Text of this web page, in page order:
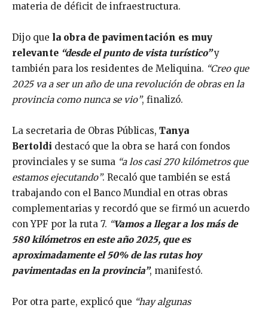
materia de déficit de infraestructura.
Dijo que la obra de pavimentación es muy
relevante “desde el punto de vista turístico” y
también para los residentes de Meliquina. “Creo que
2025 va a ser un año de una revolución de obras en la
provincia como nunca se vio”, finalizó.
La secretaria de Obras Públicas, Tanya
Bertoldi destacó que la obra se hará con fondos
provinciales y se suma “a los casi 270 kilómetros que
estamos ejecutando”. Recaló que también se está
trabajando con el Banco Mundial en otras obras
complementarias y recordó que se firmó un acuerdo
con YPF por la ruta 7. “Vamos a llegar a los más de
580 kilómetros en este año 2025, que es
aproximadamente el 50% de las rutas hoy
pavimentadas en la provincia”, manifestó.
Por otra parte, explicó que “hay algunas